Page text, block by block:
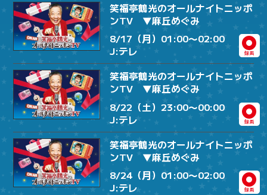
笑福亭鶴光のオールナイトニッポ
ンTV ▼麻丘めぐみ
8/17（月）01:00〜02:00
J:テレ
録画
笑福亭鶴光のオールナイトニッポ
ンTV ▼麻丘めぐみ
8/22（土）23:00〜00:00
J:テレ
録画
笑福亭鶴光のオールナイトニッポ
ンTV ▼麻丘めぐみ
8/24（月）01:00〜02:00
J:テレ
録画